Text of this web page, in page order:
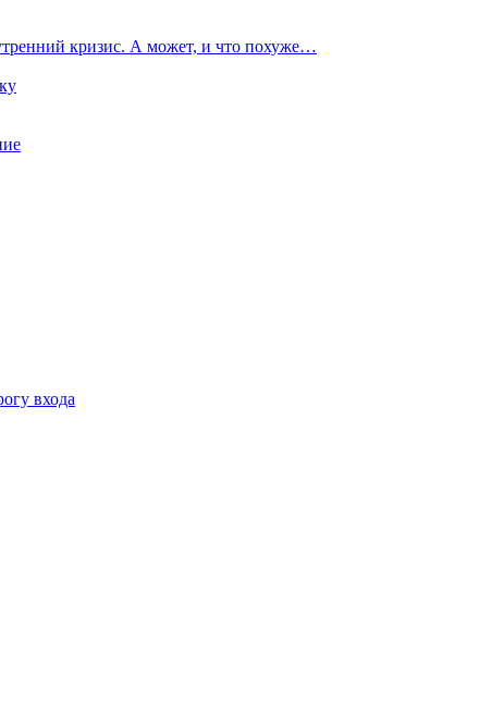
кризис. А может, и что похуже…
входа